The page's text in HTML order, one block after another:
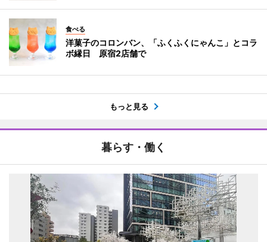
食べる
洋菓子のコロンバン、「ふくふくにゃんこ」とコラ
ボ縁日 原宿2店舗で
もっと見る
暮らす・働く